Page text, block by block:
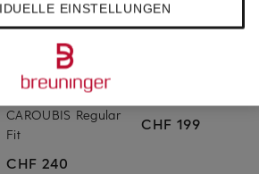
VILEBREQUIN
CAROUBIS Regular
Fit
CHF 240
CHF 199
EINSTELLUNGEN